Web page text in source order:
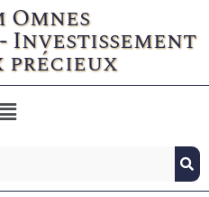
Investissement
précieux